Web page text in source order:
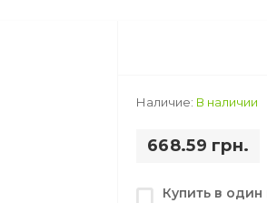
Наличие: В наличии
668.59 грн.
Купить в один